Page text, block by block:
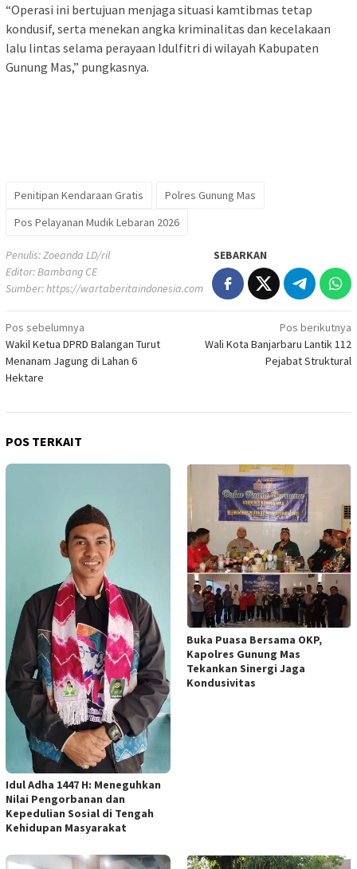
“Operasi ini bertujuan menjaga situasi kamtibmas tetap
kondusif, serta menekan angka kriminalitas dan kecelakaan
lalu lintas selama perayaan Idulfitri di wilayah Kabupaten
Gunung Mas,” pungkasnya.
Penitipan Kendaraan Gratis
Polres Gunung Mas
Pos Pelayanan Mudik Lebaran 2026
Penulis: Zoeanda LD/ril
Editor: Bambang CE
Sumber:https://wartaberitaindonesia.com
SEBARKAN
Navigasi
pos
Pos sebelumnya
Wakil Ketua DPRD Balangan Turut
Menanam Jagung di Lahan 6
Hektare
Pos berikutnya
Wali Kota Banjarbaru Lantik 112
Pejabat Struktural
POS TERKAIT
Idul Adha 1447 H: Meneguhkan
Nilai Pengorbanan dan
Kepedulian Sosial di Tengah
Kehidupan Masyarakat
Buka Puasa Bersama OKP,
Kapolres Gunung Mas
Tekankan Sinergi Jaga
Kondusivitas